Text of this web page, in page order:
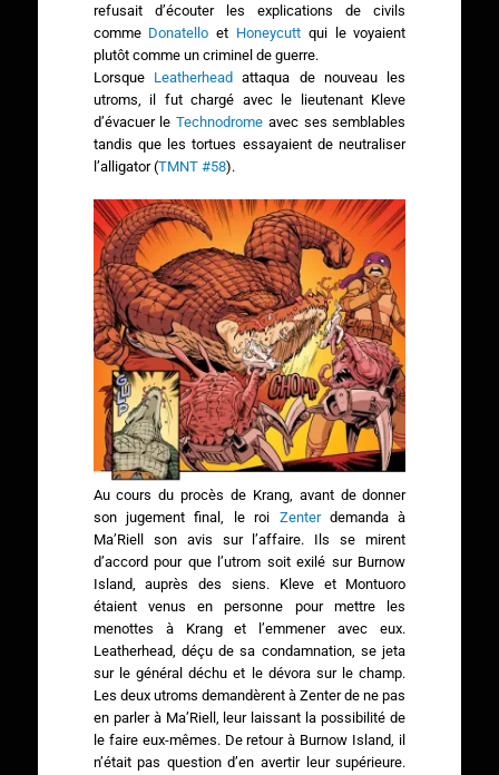
refusait d’écouter les explications de civils
comme Donatello et Honeycutt qui le voyaient
plutôt comme un criminel de guerre.
Lorsque Leatherheadattaqua de nouveau les
utroms, il fut chargé avec le lieutenant Kleve
d’évacuer leTechnodrome avec ses semblables
tandis que les tortues essayaient de neutraliser
l’alligator (TMNT #58).
Au cours du procès de Krang, avant de donner
son jugement final, le roi Zenterdemanda à
Ma’Riell son avis sur l’affaire. Ils se mirent
d’accord pour que l’utrom soit exilé sur Burnow
Island, auprès des siens. Kleve et Montuoro
étaient venus en personne pour mettre les
menottes à Krang et l’emmener avec eux.
Leatherhead, déçu de sa condamnation, se jeta
sur le général déchu et le dévora sur le champ.
Les deux utroms demandèrent à Zenter de ne pas
en parler à Ma’Riell, leur laissant la possibilité de
le faire eux-mêmes. De retour à Burnow Island, il
n’était pas question d’en avertir leur supérieure.